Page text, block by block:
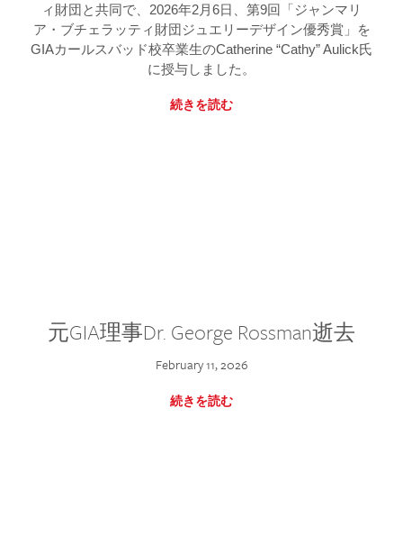
ィ財団と共同で、2026年2月6日、第9回「ジャンマリ
ア・ブチェラッティ財団ジュエリーデザイン優秀賞」を
GIAカールスバッド校卒業生のCatherine “Cathy” Aulick氏
に授与しました。
続きを読む
元GIA理事Dr. George Rossman逝去
February 11, 2026
続きを読む